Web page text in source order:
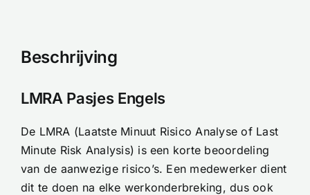
Beschrijving
LMRA Pasjes Engels
De LMRA (Laatste Minuut Risico Analyse of Last
Minute Risk Analysis) is een korte beoordeling
van de aanwezige risico’s. Een medewerker dient
dit te doen na elke werkonderbreking, dus ook